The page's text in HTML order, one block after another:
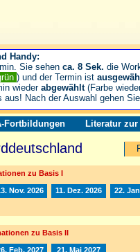
Fortbildungen Literatur zur
zu Basis I
Nov. 2026 11. Dez. 2026 22.
zu Basis II
Feb. 2027 21. Mai 2027
Handy:
Sie sehen ca. 8 Sek. die
) und der Termin ist
wieder abgewählt(Farbe
aus! Nach der Auswahl gehen